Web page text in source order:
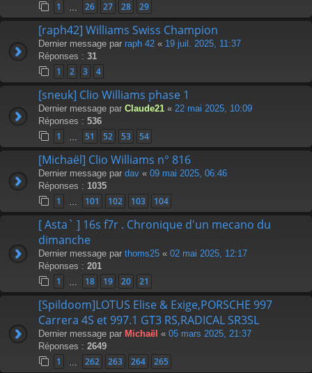
1 26 27 28 29
[raph42] Williams Swiss Champion
Dernier message par raph 42 « 19 juil. 2025, 11:37
Réponses : 31
1 2 3 4
[sneuk] Clio Williams phase 1
Dernier message par Claude21 « 22 mai 2025, 10:09
Réponses : 536
1 51 52 53 54
[Michaël] Clio Williams n° 816
Dernier message par dav « 09 mai 2025, 06:46
Réponses : 1035
1 101 102 103 104
[ Asta` ] 16s f7r . Chronique d'un mecano du
dimanche
Dernier message par thoms25 « 02 mai 2025, 12:17
Réponses : 201
1 18 19 20 21
[Spildoom]LOTUS Elise & Exige,PORSCHE 997
Carrera 4S et 997.1 GT3 RS,RADICAL SR3SL
Dernier message par Michaël « 05 mars 2025, 21:37
Réponses : 2649
1 262 263 264 265